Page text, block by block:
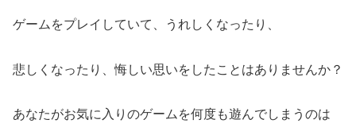
ゲームをプレイしていて、うれしくなったり、
悲しくなったり、悔しい思いをしたことはありませんか？
あなたがお気に入りのゲームを何度も遊んでしまうのは